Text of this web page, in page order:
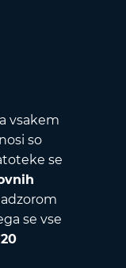
vsakem
so
se
se vse